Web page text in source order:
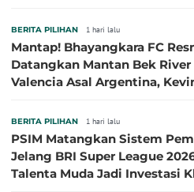
BERITA PILIHAN 1 hari lalu
Mantap! Bhayangkara FC
Datangkan Mantan Bek
Valencia Asal Argentina, Kevin Leonel
BERITA PILIHAN 1 hari lalu
PSIM Matangkan Sistem
Jelang BRI Super League
Talenta Muda Jadi Investasi